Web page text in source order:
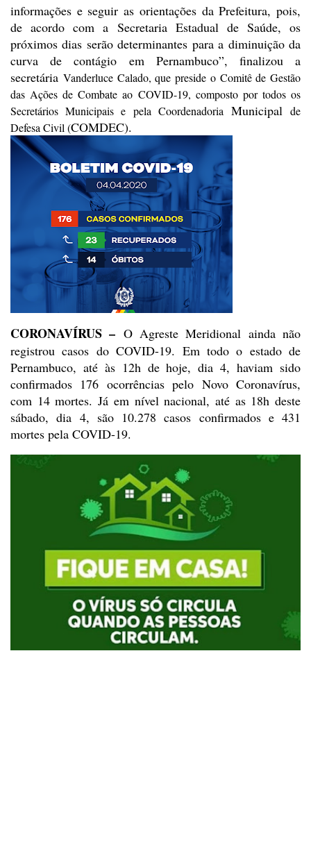
informações e seguir as orientações da Prefeitura, pois,
de acordo com a Secretaria Estadual de Saúde, os
próximos dias serão determinantes para a diminuição da
curva de contágio em Pernambuco”, finalizou a
secretária VanderluceCalado, que preside o Comitê de Gestão
das Ações de Combate ao COVID-19, composto por todos os
Secretários Municipais e pela Coordenadoria Municipal de
Defesa Civil (COMDEC).
CORONAVÍRUS – OAgreste Meridional ainda não
registrou casos do COVID-19. Em todo o estado de
Pernambuco, até às 12h de hoje, dia 4, haviam sido
confirmados 176 ocorrênciaspelo Novo Coronavírus,
com 14 mortes. Já em nível nacional, até as 18h deste
sábado, dia 4, são 10.278 casos confirmados e 431
mortes pela COVID-19.